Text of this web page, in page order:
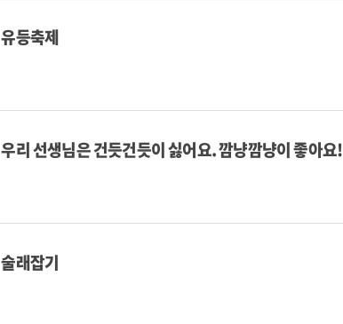
유등축제
우리 선생님은 건듯건듯이 싫어요. 깜냥깜냥이 좋아요!
술래잡기